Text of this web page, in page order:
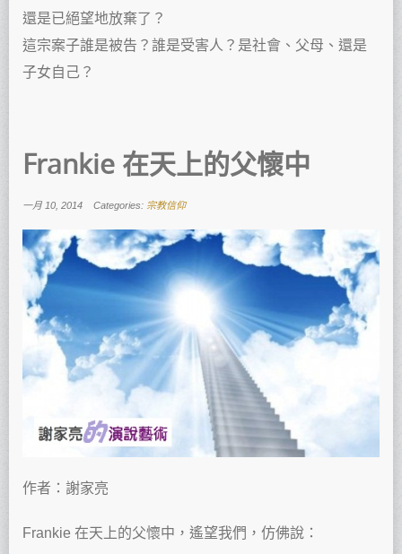
還是已絕望地放棄了？
這宗案子誰是被告？誰是受害人？是社會、父母、還是
子女自己？
Frankie 在天上的父懷中
一月 10, 2014 Categories: 宗教信仰
作者：謝家亮
Frankie 在天上的父懷中，遙望我們，仿佛說：